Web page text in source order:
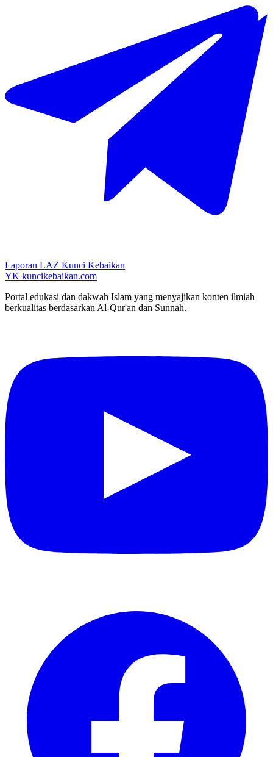
Laporan LAZ Kunci Kebaikan
YK kuncikebaikan.com
Portal edukasi dan dakwah Islam yang menyajikan konten ilmiah
berkualitas berdasarkan Al-Qur'an dan Sunnah.